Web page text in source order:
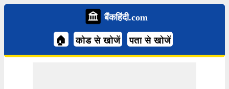
बैंकहिंदी.com
🏠 कोड से खोजें पता से खोजें